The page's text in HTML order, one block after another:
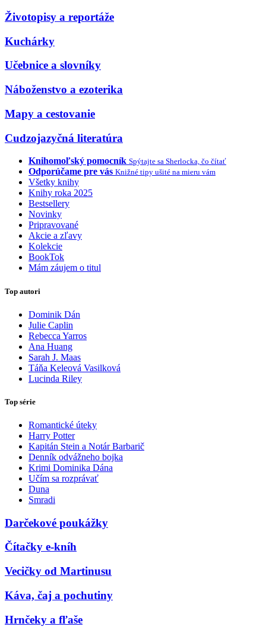
Životopisy a reportáže
Kuchárky
Učebnice a slovníky
Náboženstvo a ezoterika
Mapy a cestovanie
Cudzojazyčná literatúra
Knihomoľský pomocník Spýtajte sa Sherlocka, čo čítať
Odporúčame pre vás Knižné tipy ušité na mieru vám
Všetky knihy
Knihy roka 2025
Bestsellery
Novinky
Pripravované
Akcie a zľavy
Kolekcie
BookTok
Mám záujem o titul
Top autori
Dominik Dán
Julie Caplin
Rebecca Yarros
Ana Huang
Sarah J. Maas
Táňa Keleová Vasilková
Lucinda Riley
Top série
Romantické úteky
Harry Potter
Kapitán Stein a Notár Barbarič
Denník odvážneho bojka
Krimi Dominika Dána
Učím sa rozprávať
Duna
Smradi
Darčekové poukážky
Čítačky e-kníh
Vecičky od Martinusu
Káva, čaj a pochutiny
Hrnčeky a fľaše